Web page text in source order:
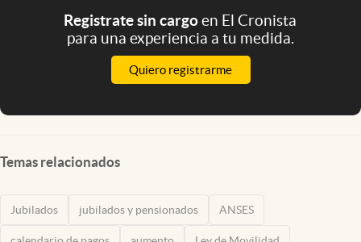
Registrate sin cargoen El Cronista
para una experiencia a tu medida.
Quiero registrarme
Temas relacionados
Jubilados jubilados y pensionados ANSES